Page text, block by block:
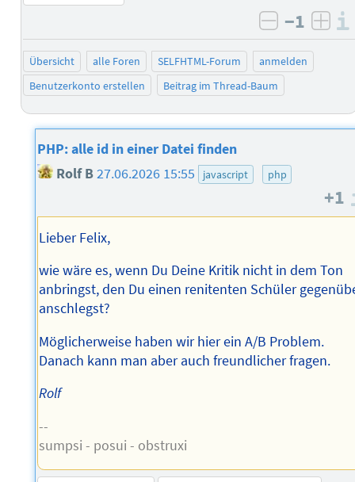
negativ
−1
Übersicht alle Foren SELFHTML-Forum
anmelden
Benutzerkonto erstellen
Beitrag im Thread-Baum
PHP: alle id in einer Datei finden
Rolf B27.06.2026 15:55 javascript php
+1
Lieber Felix,
wie wäre es, wenn Du Deine Kritik nicht in dem Ton
anbringst, den Du einen renitenten Schüler
anschlegst?
Möglicherweise haben wir hier ein A/B Problem.
Danach kann man aber auch freundlicher fragen.
Rolf
--
sumpsi - posui - obstruxi